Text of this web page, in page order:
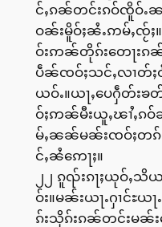
င်ႇၵၼ်တင်းၵဝ်ၸိူဝ်ႉၼ
ဝၼ်းမိူဝ်ႈၼႆႉဢမ်ႇၸႂ်ႈ
ဝ်းဢၼ်တိုၵ်းတေႃးၵၼ်
ပဵၼ်ၸဝ်ႈသင်ႇလၢတ်ႈ
ယဝ်ႉ။ယႃႇပေႁဵတ်း
ဝ်ႈဢၼ်မီးယူႇၽၢႆႇၵဝ်
မ်ႇၼၼ်မၼ်းၸဝ်ႈတၵ်း
င်ႇၼႆဢေႃႈ။
၂၂ ၵူၺ်းၵႃႈယုဝ်ႇသိ
ဝ်း။မၼ်းယႃႉႁၢင်ႊ
ၵ်းသိုၵ်းၵၼ်တင်းမၼ်